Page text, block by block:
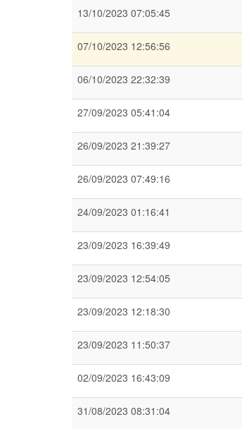
13/10/2023 07:05:45
07/10/2023 12:56:56
06/10/2023 22:32:39
27/09/2023 05:41:04
26/09/2023 21:39:27
26/09/2023 07:49:16
24/09/2023 01:16:41
23/09/2023 16:39:49
23/09/2023 12:54:05
23/09/2023 12:18:30
23/09/2023 11:50:37
02/09/2023 16:43:09
31/08/2023 08:31:04